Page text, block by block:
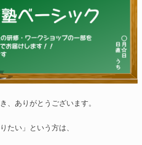
、ありがとうございます。
たい」という方は、